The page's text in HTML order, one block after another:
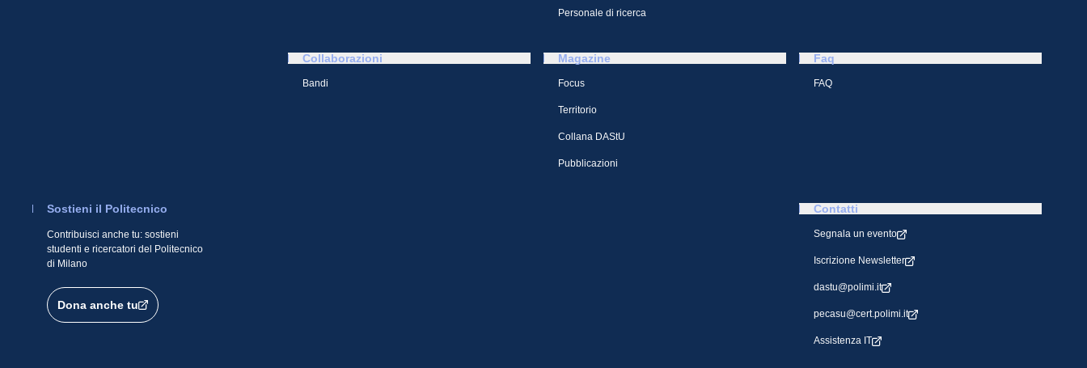
Personale di ricerca
Collaborazioni
Bandi
Magazine
Focus
Territorio
Collana DAStU
Pubblicazioni
Faq
FAQ
Sostieni il Politecnico
Contribuisci anche tu: sostieni
studenti e ricercatori del Politecnico
di Milano
Dona anche tu
Contatti
Segnala un evento
Iscrizione Newsletter
dastu@polimi.it
pecasu@cert.polimi.it
Assistenza IT